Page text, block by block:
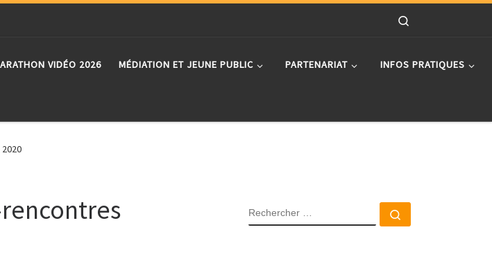
VIDÉO 2026 MÉDIATION ET JEUNE PUBLIC PARTENARIAT INFOS PRATIQUES
rencontres
RECHERCHER